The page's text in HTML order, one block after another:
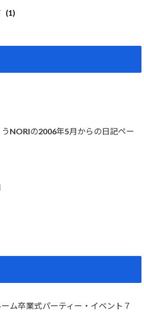
(1)
NORIの2006年5月からの日記ペー
ム卒業式パーティー・イベント７